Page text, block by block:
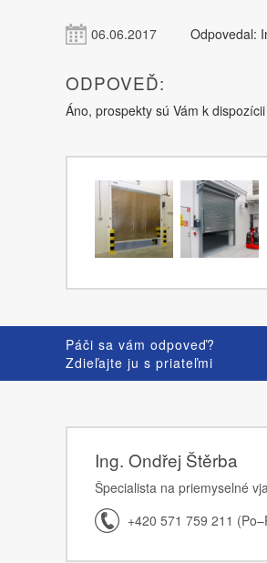
06.06.2017 Odpovedal:
ODPOVEĎ:
Áno, prospekty sú Vám k
Páči sa vám odpoveď?
Zdieľajte ju s priateľmi
Ing. Ondřej Štěrba
Špecialista na priemyselné
+420 571 759 211